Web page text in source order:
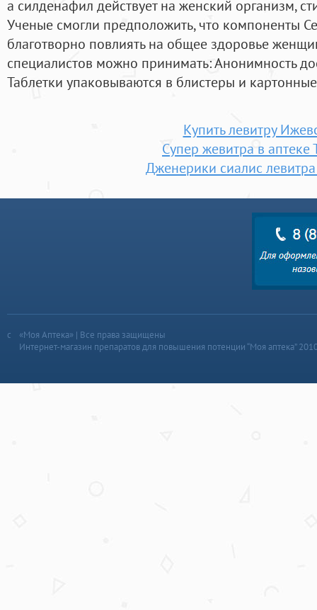
а силденафил действует на женский организм,
Ученые смогли предположить, что компоненты
благотворно повлиять на общее здоровье
специалистов можно принимать: Анонимность
Таблетки упаковываются в блистеры и
Купить левитру
Супер жевитра в аптеке
Дженерики сиалис
«Моя Аптека» | Все права защищены
Интернет-магазин препаратов для повышения потенции “Моя аптека”